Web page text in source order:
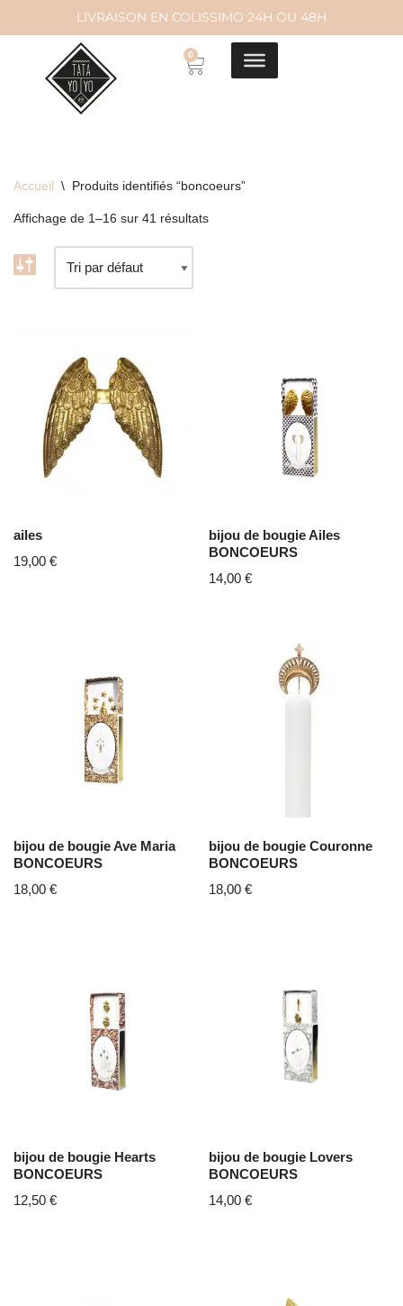
contenu
LIVRAISON EN COLISSIMO 24H OU 48H
0
Accueil \ Produits identifiés “boncoeurs”
Affichage de 1–16 sur 41 résultats
ailes
19,00 €
bijou de bougie Ailes
BONCOEURS
14,00€
bijou de bougie Ave Maria
BONCOEURS
18,00 €
bijou de bougie Couronne
BONCOEURS
18,00€
bijou de bougie Hearts
BONCOEURS
12,50 €
bijou de bougie Lovers
BONCOEURS
14,00€